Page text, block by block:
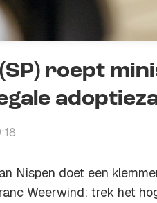
roept
Nispen doet een
Weerwind: trek het